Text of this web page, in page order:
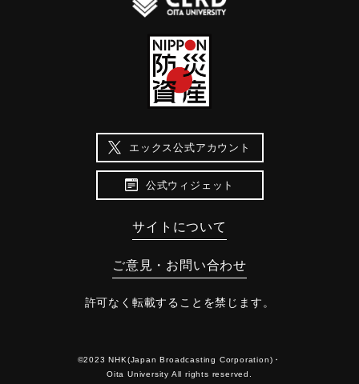
エックス公式アカウント
公式ウィジェット
サイトについて
ご意見・お問い合わせ
許可なく転載することを禁じます。
©2023 NHK(Japan Broadcasting Corporation)・
Oita University All rights reserved.